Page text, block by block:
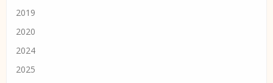
2019
2020
2024
2025